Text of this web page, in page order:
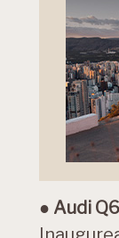
● Audi